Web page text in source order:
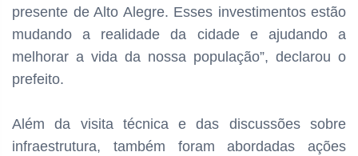
presente de Alto Alegre. Esses investimentos estão
mudando a realidade da cidade e ajudando a
melhorar a vida da nossa população”, declarou o
prefeito.
Além da visita técnica e das discussões sobre
infraestrutura, também foram abordadas ações